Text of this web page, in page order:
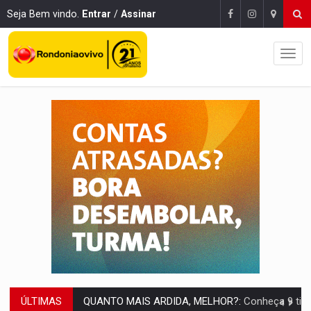
Seja Bem vindo. Entrar / Assinar
ÚLTIMAS QUANTO MAIS ARDIDA, MELHOR?: Conheça 9 tipos de pimenta e